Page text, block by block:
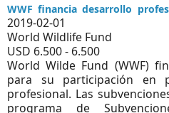
WWF financia desarrollo
2019-02-01
World Wildlife Fund
USD 6.500 - 6.500
World Wilde Fund (WWF)
para su participación en
profesional. Las
programa de